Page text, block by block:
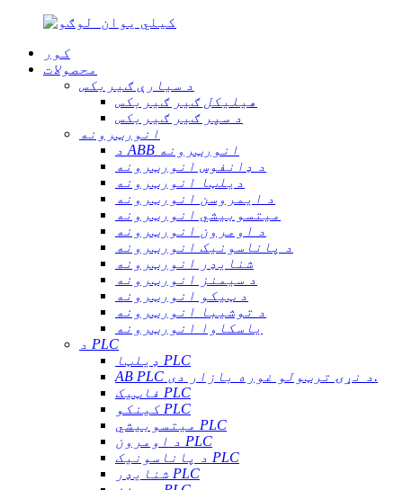
کور
محصولات
د سیارې ګیربکس
هیلیکل ګیر ګیربکس
د سپر ګیر ګیربکس
انورټرونه
د ABB انورټرونه
د ډانفوس انورټرونه
دیلټا انورټرونه
د ایمروسن انورټرونه
میتسوبیشي انورټرونه
د اومرون انورټرونه
د پاناسونیک انورټرونه
شنایډر انورټرونه
د سیمنز انورټرونه
د ټیکو انورټرونه
د توشیبا انورټرونه
یاسکاوا انورټرونه
د PLC
ډیلټا PLC
AB PLC د نړۍ ترټولو غوره بازار دی.
فاټیک PLC
کینکو PLC
میتسوبیشي PLC
د اومرون PLC
د پاناسونیک PLC
شنایډر PLC